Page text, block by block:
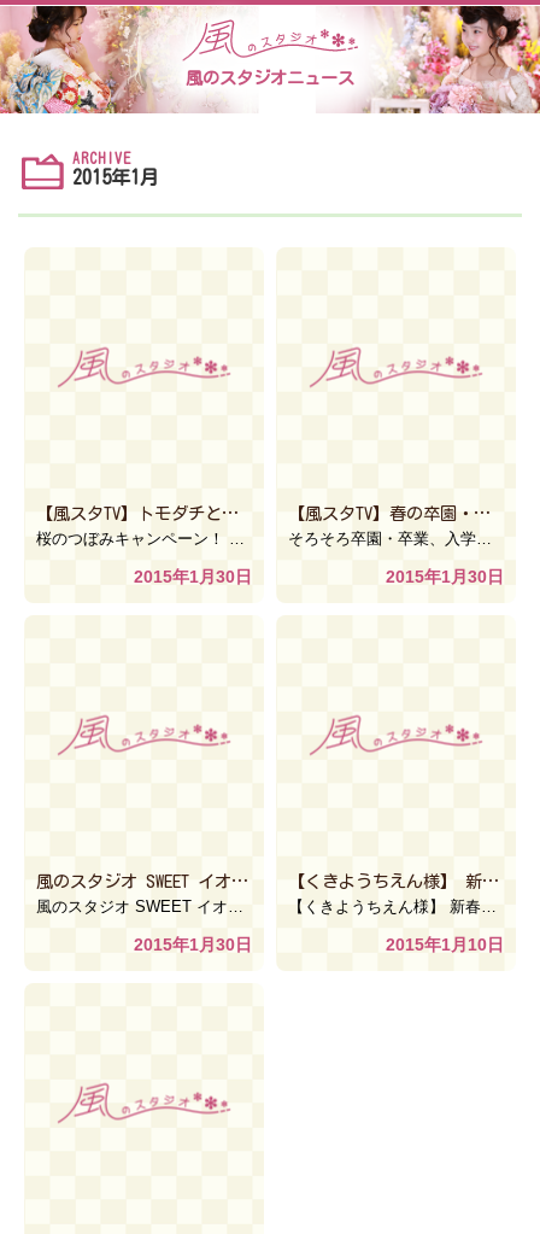
風のスタジオニュース
ARCHIVE
2015年1月
【風スタTV】トモダチと袴姿で卒業写真を撮っちゃおうキャンペーン紹介ムービー
2015年1月30日
【風スタTV】春の卒園・入学撮影ご紹介ムービー
2015年1月30日
風のスタジオ SWEET イオン小山店 紹介動画
2015年1月30日
【くきようちえん様】 新春！！獅子舞公演
2015年1月10日